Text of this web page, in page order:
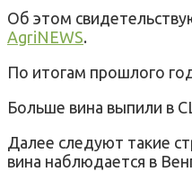
Об этом
AgriNEWS.
По итогам прошлого
Больше вина выпили в
Далее следуют такие
вина наблюдается в